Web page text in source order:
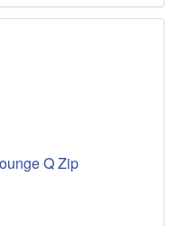
Q Zip